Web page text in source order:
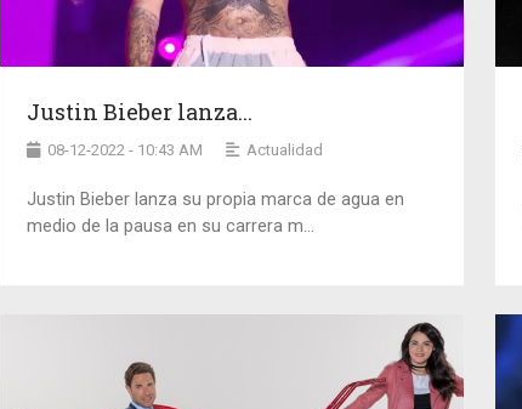
Justin Bieber lanza...
08-12-2022 - 10:43 AM Actualidad
Justin Bieber lanza su propia marca de agua en
medio de la pausa en su carrera m...